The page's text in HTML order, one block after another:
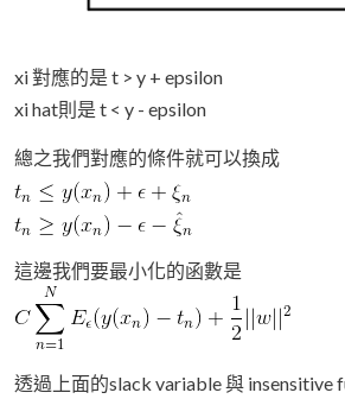
xi 對應的是 t > y + epsilon
xi hat則是 t < y - epsilon
總之我們對應的條件就可以換成
這邊我們要最小化的函數是
透過上面的slack variable 與 insensitive